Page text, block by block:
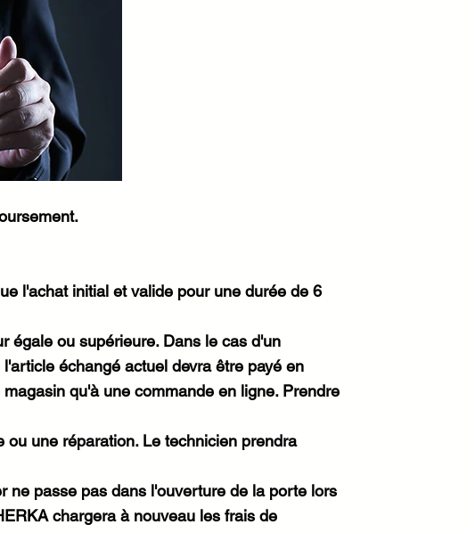
l'achat initial et valide pour une durée de 6
égale ou supérieure. Dans le cas d'un
échangé actuel devra être payé en
qu'à une commande en ligne. Prendre
une réparation. Le technicien prendra
ne passe pas dans l'ouverture de la porte lors
chargera à nouveau les frais de